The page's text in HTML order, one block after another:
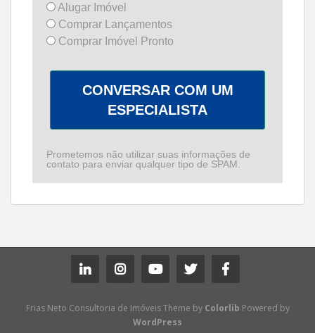
Alugar Imóvel
Comprar Lançamentos
Comprar Imóvel Pronto
CONVERSAR COM UM
ESPECIALISTA
Prometemos não utilizar suas informações de
contato para enviar qualquer tipo de SPAM.
Frias Neto Consultoria de Imóveis Theme by Colorlib Powered by
WordPress